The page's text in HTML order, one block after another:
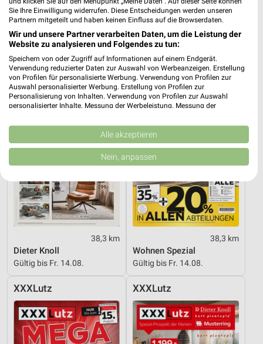
40 km
Hot Sommer Sale
Gültig bis Sa. 29.08.
1,9 km
Gültig ab Mo. 10.08.
XXXLutz
38,3 km
Dieter Knoll
Gültig bis Fr. 14.08.
XXXLutz
38,3 km
Wohnen Spezial
Gültig bis Fr. 14.08.
XXXLutz XXXLutz
Sie Ihre Einwilligung widerrufen. Diese Entscheidungen werden unseren
Partnern mitgeteilt und haben keinen Einfluss auf die Browserdaten.
Wir und unsere Partner verarbeiten Daten, um die Leistung der
Website zu analysieren und Folgendes zu tun:
Speichern von oder Zugriff auf Informationen auf einem Endgerät.
Verwendung reduzierter Daten zur Auswahl von Werbeanzeigen. Erstellung
von Profilen für personalisierte Werbung. Verwendung von Profilen zur
Auswahl personalisierter Werbung. Erstellung von Profilen zur
Personalisierung von Inhalten. Verwendung von Profilen zur Auswahl
personalisierter Inhalte. Messung der Werbeleistung. Messung der
Kombinationen von Daten aus verschiedenen Quellen. Entwicklung und
Verbesserung der Angebote. Verwendung reduzierter Daten zur Auswahl
von Inhalten.
Daten können außerhalb der Europäischen Union weitergegeben und in die
USA gesendet werden.
Website/App.
Partnerliste anzeigen (1 IAB-Anbieter)
Wir nutzen Ihre Daten für folgende Zwecke:
IAB-Verarbeitungszwecke:
Speichern von oder Zugriff auf Informationen
Werbeanzeigen
Erstellung von Profilen für personalisierte
Werbung
Alle akzeptieren
Nein, anpassen